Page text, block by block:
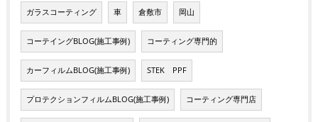
ガラスコーティング 車 倉敷市 岡山
コーテイングBLOG(施工事例) コーティング専門的
カーフィルムBLOG(施工事例) STEK PPF
プロテクションフィルムBLOG(施工事例) コーティング専門店